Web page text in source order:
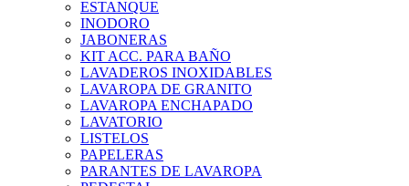
ESTANQUE
INODORO
JABONERAS
KIT ACC. PARA BAÑO
LAVADEROS INOXIDABLES
LAVAROPA DE GRANITO
LAVAROPA ENCHAPADO
LAVATORIO
LISTELOS
PAPELERAS
PARANTES DE LAVAROPA